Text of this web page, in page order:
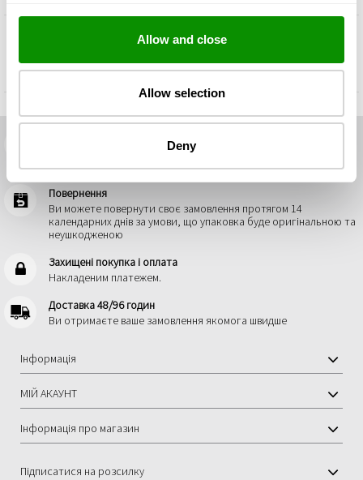
Allow and close
Allow selection
Deny
Аксесуари
від 1.179 грн ми доставимо ваше замовлення без оплати за
доставку
Повернення
Ви можете повернути своє замовлення протягом 14
календарних днів за умови, що упаковка буде оригінальною та
неушкодженою
Захищені покупка і оплата
Hакладеним платежем.
Доставка 48/96 годин
Ви отримаєте ваше замовлення якомога швидше
Інформація
МІЙ АКАУНТ
Інформація про магазин
Підписатися на розсилку